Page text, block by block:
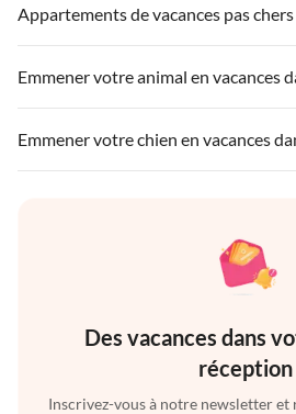
Appartements de vacances pas
Emmener votre animal en vacances
Emmener votre chien en vacances
Des vacances dans
réception
Inscrivez-vous à notre newsletter et